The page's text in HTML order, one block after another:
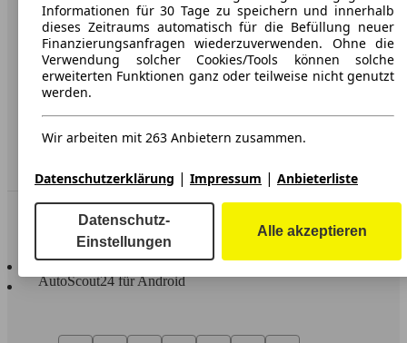
AGB
Datenschutz
Impressum
Erklärung zur Barrierefreiheit
Service
In Verbindung bleiben
AutoScout24 für iOS
AutoScout24 für Android
Informationen für 30 Tage zu speichern und innerhalb
dieses Zeitraums automatisch für die Befüllung neuer
Finanzierungsanfragen wiederzuverwenden. Ohne die
Verwendung solcher Cookies/Tools können solche
erweiterten Funktionen ganz oder teilweise nicht genutzt
werden.
Wir arbeiten mit 263 Anbietern zusammen.
Datenschutzerklärung | Impressum | Anbieterliste
Datenschutz-
Einstellungen
Alle akzeptieren